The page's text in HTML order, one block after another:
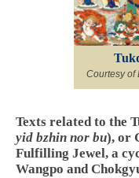
Courtesy of
Texts related to the
yid bzhin nor bu), or
Fulfilling Jewel, a
Wangpo and